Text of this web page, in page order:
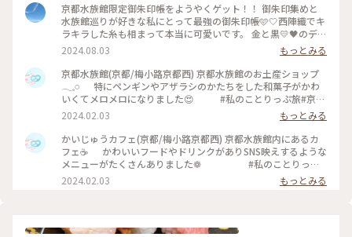
京都水族館限定御朱印帳をようやくゲット！！ 御朱印集めと
水族館巡りが好きな私にとって最強の御朱印帳🩵🤍西陣織でキ
ラキラした糸も相まって本当に可愛いです。 金と黒💛🖤のデザ
インも可愛かった〜〜そちらはより高級感ありました！！
・・・ 夏の京都、とにかく暑いので喫茶店に入り浸りながら
ゆっくり観光。 ２枚目はフランソワ喫茶室。店員さんのクラ
シカルな服装が素敵でした。 ３枚目は祇園喫茶カトレヤ。祇園
祭で有名な八坂神社から徒歩2分。フルーツシロップの水割り
を注文しました。甘すぎず酸っぱすぎず夏にぴったりで美味し
かったです。カフェ巡りはカフェイン過剰摂取になるのでこう
いうメニューはありがたい〜〜 ・・・ その後はバスで建勲神
社まで行き、汗を流しながら階段を登りました。夏の京都、本
当に暑いのでカフェ休憩が不可欠でした。 #御朱印 #京都
2024.08.03
もっとみる
京都水族館(京都/梅小路京都西) 京都水族館のお土産ショップ
𓂃𓈒𓏸 特にペンギンやアザラシのかたちをした和菓子がかわ
いくてメロメロになりました😍 #私のことりっぷ旅#京都
観光#京都旅行
2024.02.03
もっとみる
かいじゅうカフェ(京都/梅小路京都西) 京都水族館内にあるカ
フェ☕️ かわいいフードやドリンクがありSNS映えするような
メニューがたくさんありました❁ #私のことりっぷ
旅#京都観光#京都旅行
2024.02.03 もっとみる